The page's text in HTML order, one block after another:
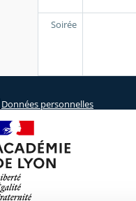
Soirée
Données personnelles